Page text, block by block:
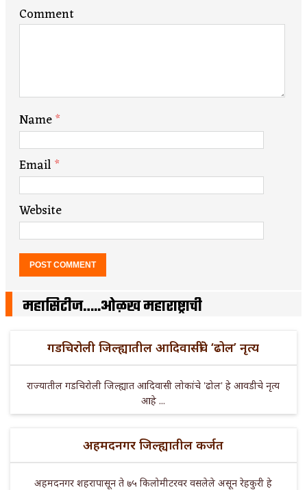
Comment
Name*
Email*
Website
महासिटीज…..ओळख महाराष्ट्राची
गडचिरोली जिल्ह्यातील आदिवासींचे ‘ढोल’ नृत्य
राज्यातील गडचिरोली जिल्ह्यात आदिवासी लोकांचे 'ढोल' हे आवडीचे नृत्य
आहे ...
अहमदनगर जिल्ह्यातील कर्जत
अहमदनगर शहरापासून ते ७५ किलोमीटरवर वसलेले असून रेहकुरी हे